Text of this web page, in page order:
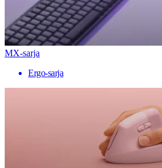
MX-sarja
Ergo-sarja